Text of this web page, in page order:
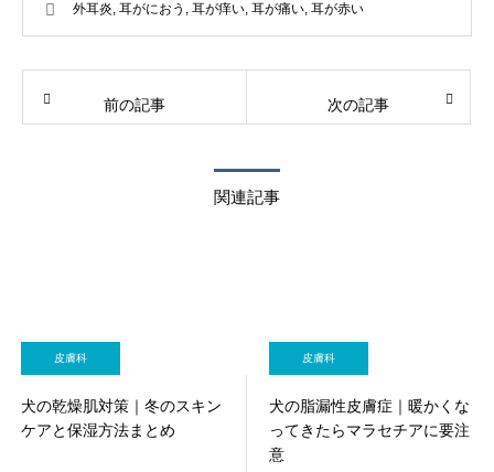
外耳炎, 耳がにおう , 耳が痒い, 耳が痛い, 耳が赤い
前の記事 次の記事
関連記事
皮膚科
犬の乾燥肌対策｜冬のスキン
ケアと保湿方法まとめ
皮膚科
犬の脂漏性皮膚症｜暖かくな
ってきたらマラセチアに要注
意